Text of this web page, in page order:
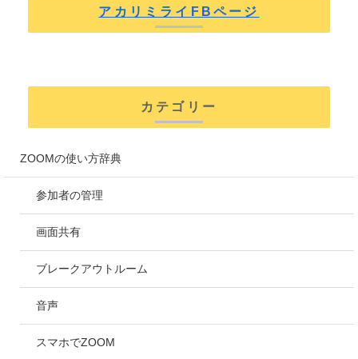
アカリミライFBページ
カテゴリー
ZOOMの使い方辞典
参加者の管理
画面共有
ブレークアウトルーム
音声
スマホでZOOM